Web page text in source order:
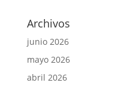
Archivos
junio 2026
mayo 2026
abril 2026